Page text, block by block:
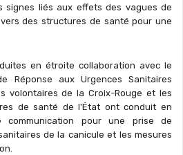
signes liés aux effets des vagues de
des structures de santé pour une
en étroite collaboration avec le
Réponse aux Urgences Sanitaires
volontaires de la Croix-Rouge et les
de santé de l'État ont conduit en
communication pour une prise de
de la canicule et les mesures